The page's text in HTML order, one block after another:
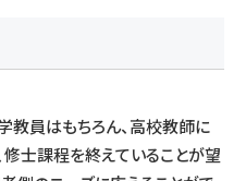
教員はもちろん、高校教師に
修士課程を終えていることが望